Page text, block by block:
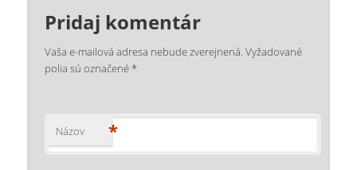
Pridaj komentár
Vaša e-mailová adresa nebude zverejnená. Vyžadované
polia sú označené*
Názov *